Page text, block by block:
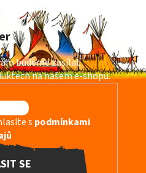
budeme zasílat
na našem e-shopu.
s podmínkami
SE